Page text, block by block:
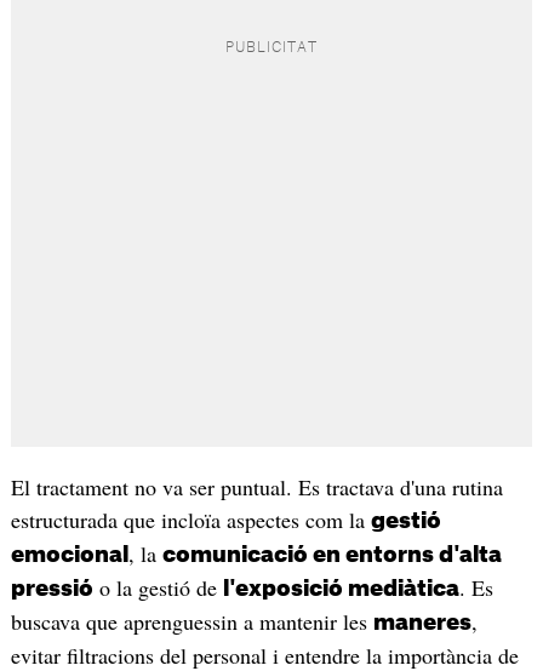
El tractament no va ser puntual. Es tractava d'una rutina
estructurada que incloïa aspectes com la gestió
emocional , la comunicació en entorns d'alta
pressió o la gestió de l'exposició mediàtica. Es
buscava que aprenguessin a mantenir les maneres,
evitar filtracions del personal i entendre la importància de